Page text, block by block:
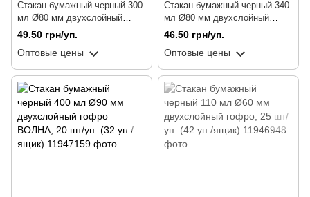
Стакан бумажный черный 300
мл Ø80 мм двухслойный
гофро ВОЛНА, 20 шт/уп. (44
уп./ящик)
49.50 грн/уп.
Оптовые цены
Стакан бумажный черный 340
мл Ø80 мм двухслойный
гофро, 15 шт/уп. (48 уп./ящик)
46.50 грн/уп.
Оптовые цены